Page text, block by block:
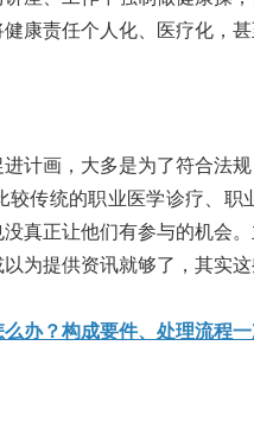
康责任个人化、医疗化，
计画，大多是为了符合法
传统的职业医学诊疗、
真正让他们有参与的机会
为提供资讯就够了，其实
办？构成要件、处理流程一